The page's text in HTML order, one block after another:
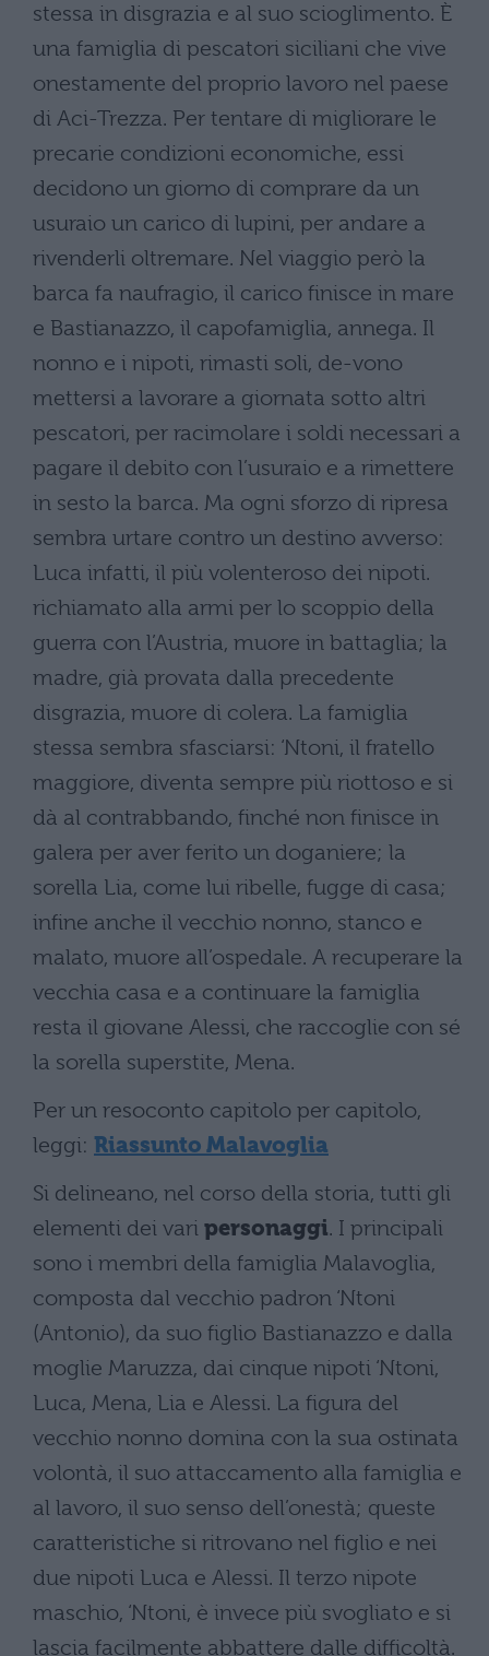
stessa in disgrazia e al suo scioglimento. È
una famiglia di pescatori siciliani che vive
onestamente del proprio lavoro nel paese
di Aci-Trezza. Per tentare di migliorare le
precarie condizioni economiche, essi
decidono un giorno di comprare da un
usuraio un carico di lupini, per andare a
rivenderli oltremare. Nel viaggio però la
barca fa naufragio, il carico finisce in mare
e Bastianazzo, il capofamiglia, annega. Il
nonno e i nipoti, rimasti soli, de-vono
mettersi a lavorare a giornata sotto altri
pescatori, per racimolare i soldi necessari a
pagare il debito con l’usuraio e a rimettere
in sesto la barca. Ma ogni sforzo di ripresa
sembra urtare contro un destino avverso:
Luca infatti, il più volenteroso dei nipoti.
richiamato alla armi per lo scoppio della
guerra con l’Austria, muore in battaglia; la
madre, già provata dalla precedente
disgrazia, muore di colera. La famiglia
stessa sembra sfasciarsi: ‘Ntoni, il fratello
maggiore, diventa sempre più riottoso e si
dà al contrabbando, finché non finisce in
galera per aver ferito un doganiere; la
sorella Lia, come lui ribelle, fugge di casa;
infine anche il vecchio nonno, stanco e
malato, muore all’ospedale. A recuperare la
vecchia casa e a continuare la famiglia
resta il giovane Alessi, che raccoglie con sé
la sorella superstite, Mena.
Per un resoconto capitolo per capitolo,
leggi: Riassunto Malavoglia
Si delineano, nel corso della storia, tutti gli
elementi dei vari personaggi. I principali
sono i membri della famiglia Malavoglia,
composta dal vecchio padron ‘Ntoni
(Antonio), da suo figlio Bastianazzo e dalla
moglie Maruzza, dai cinque nipoti ‘Ntoni,
Luca, Mena, Lia e Alessi. La figura del
vecchio nonno domina con la sua ostinata
volontà, il suo attaccamento alla famiglia e
al lavoro, il suo senso dell’onestà; queste
caratteristiche si ritrovano nel figlio e nei
due nipoti Luca e Alessi. Il terzo nipote
maschio, ‘Ntoni, è invece più svogliato e si
lascia facilmente abbattere dalle difficoltà.